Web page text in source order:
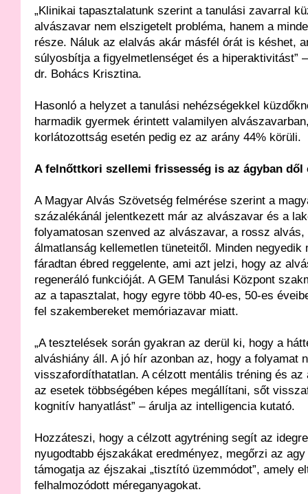
„Klinikai tapasztalatunk szerint a tanulási zavarral
alvászavar nem elszigetelt probléma, hanem a
része. Náluk az elalvás akár másfél órát is késhet,
súlyosbítja a figyelmetlenséget és a hiperaktivitást”
dr. Bohács Krisztina.
Hasonló a helyzet a tanulási nehézségekkel
harmadik gyermek érintett valamilyen
korlátozottság esetén pedig ez az arány 44% körüli.
A felnőttkori szellemi frissesség is az ágyban dől
A Magyar Alvás Szövetség felmérése szerint a
százalékánál jelentkezett már az alvászavar és a
folyamatosan szenved az alvászavar, a rossz alvás,
álmatlanság kellemetlen tüneteitől. Minden negyedik
fáradtan ébred reggelente, ami azt jelzi, hogy az
regeneráló funkcióját. A GEM Tanulási Központ
az a tapasztalat, hogy egyre több 40-es, 50-es
fel szakembereket memóriazavar miatt.
„A tesztelések során gyakran az derül ki, hogy a
alváshiány áll. A jó hír azonban az, hogy a folyamat
visszafordíthatatlan. A célzott mentális tréning és az
az esetek többségében képes megállítani, sőt
kognitív hanyatlást” – árulja az intelligencia kutató.
Hozzáteszi, hogy a célzott agytréning segít az
nyugodtabb éjszakákat eredményez, megőrzi az
támogatja az éjszakai „tisztító üzemmódot”, amely
felhalmozódott méreganyagokat.